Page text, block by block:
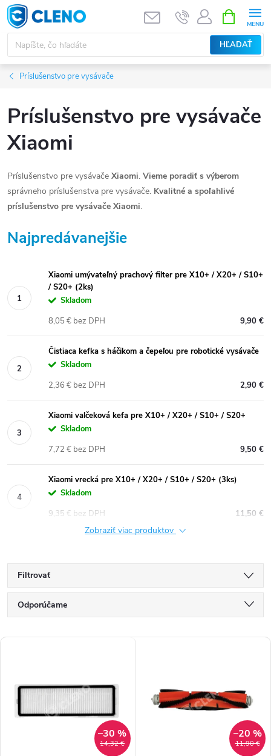
Prejsť
na
obsah
HĽADAŤ
KOŠÍK
Príslušenstvo pre vysávače
Príslušenstvo pre vysávače
Xiaomi
Príslušenstvo pre vysávače Xiaomi. Vieme poradiť s výberom
správneho príslušenstva pre vysávače. Kvalitné a spoľahlivé
príslušenstvo pre vysávače Xiaomi.
Najpredávanejšie
Xiaomi umývateľný prachový filter pre X10+ / X20+ / S10+
/ S20+ (2ks)
Skladom
9,90 €
8,05 € bez DPH
Čistiaca kefka s háčikom a čepeľou pre robotické vysávače
Skladom
2,90 €
2,36 € bez DPH
Xiaomi valčeková kefa pre X10+ / X20+ / S10+ / S20+
Skladom
9,50 €
7,72 € bez DPH
Xiaomi vrecká pre X10+ / X20+ / S10+ / S20+ (3ks)
Skladom
11,50 €
9,35 € bez DPH
Zobraziť viac produktov
Filtrovať
R
n
Odporúčame
Abecedne
p
14,32 €
–30 %
11,90 €
–20 %